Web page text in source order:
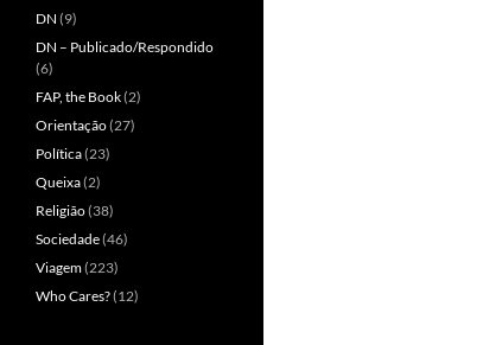
DN (9)
DN – Publicado/Respondido
(6)
FAP, the Book(2)
Orientação(27)
Política(23)
Queixa(2)
Religião(38)
Sociedade(46)
Viagem(223)
Who Cares?(12)